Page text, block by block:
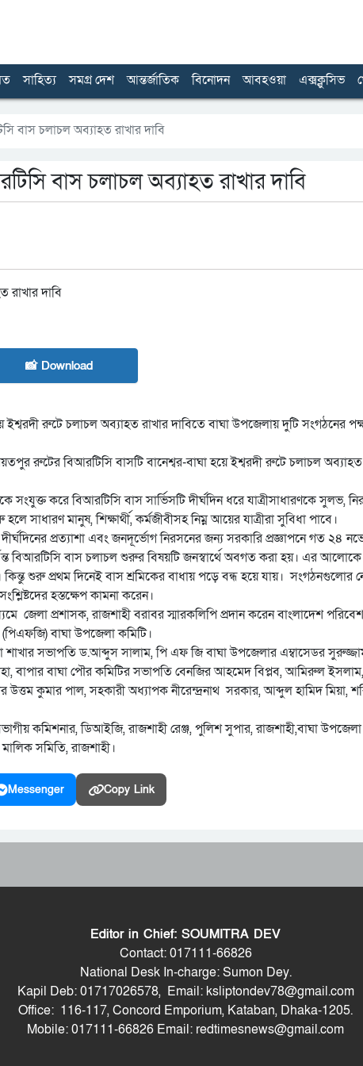
সাহিত্য সমগ্র দেশ আন্তর্জাতিক বিনোদন আবহওয়া এক্সক্লুসিভ
বাস চলাচল অব্যাহত রাখার দাবি
বাস চলাচল অব্যাহত রাখার দাবি
📸 Download
রুটে চলাচল অব্যাহত রাখার দাবিতে বাঘা উপজেলায় দুটি সংগঠনের
রুটের বিআরটিসি বাসটি বানেশ্বর-বাঘা হয়ে ইশ্বরদী রুটে চলাচল অব্যাহত
করে বিআরটিসি বাস সার্ভিসটি দীর্ঘদিন ধরে যাত্রীসাধারণকে সুলভ,
মানুষ, শিক্ষার্থী, কর্মজীবীসহ নিম্ন আয়ের যাত্রীরা সুবিধা পাবে।
প্রত্যাশা এবং জনদূর্ভোগ নিরসনের জন্য সরকারি প্রজ্ঞাপনে গত ২৪
বিআরটিসি বাস চলাচল শুরুর বিষয়টি জনস্বার্থে অবগত করা হয়। এর
শুরু প্রথম দিনেই বাস শ্রমিকের বাধায় পড়ে বন্ধ হয়ে যায়। সংগঠনগুলোর
হস্তক্ষেপ কামনা করেন।
জেলা প্রশাসক, রাজশাহী বরাবর স্মারকলিপি প্রদান করেন বাংলাদেশ
বাঘা উপজেলা কমিটি।
শাখার সভাপতি ড.আব্দুস সালাম, পি এফ জি বাঘা উপজেলার এম্বাসেডর
বাপার বাঘা পৌর কমিটির সভাপতি বেনজির আহমেদ বিপ্লব, আমিরুল
কুমার পাল, সহকারী অধ্যাপক নীরেন্দ্রনাথ সরকার, আব্দুল হামিদ মিয়া,
কমিশনার, ডিআইজি, রাজশাহী রেঞ্জ, পুলিশ সুপার, রাজশাহী,বাঘা উপজেলা
সমিতি, রাজশাহী।
Messenger Copy Link
Editor in Chief: SOUMITRA DEV
Contact: 017111-66826
National Desk In-charge: Sumon Dey.
Kapil Deb: 01717026578, Email: ksliptondev78@gmail.com
Office: 116-117, Concord Emporium, Kataban, Dhaka-1205.
Mobile: 017111-66826 Email: redtimesnews@gmail.com